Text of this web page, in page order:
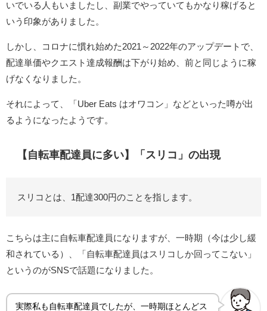
いでいる人もいましたし、副業でやっていてもかなり稼げると
いう印象がありました。
しかし、コロナに慣れ始めた2021～2022年のアップデートで、
配達単価やクエスト達成報酬は下がり始め、前と同じように稼
げなくなりました。
それによって、「Uber Eats はオワコン」などといった噂が出
るようになったようです。
【自転車配達員に多い】「スリコ」の出現
スリコとは、1配達300円のことを指します。
こちらは主に自転車配達員になりますが、一時期（今は少し緩
和されている）、「自転車配達員はスリコしか回ってこない」
というのがSNSで話題になりました。
実際私も自転車配達員でしたが、一時期ほとんどス